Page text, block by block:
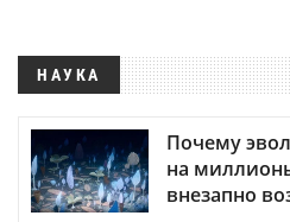
НАУКА
Почему
на
внезапно